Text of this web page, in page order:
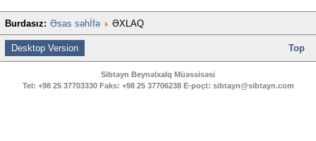
Burdasız: Əsas səhİfə ƏXLAQ
Desktop Version Top
Sibtəyn Beynəlxalq Müəssisəsi
Tel: +98 25 37703330 Faks: +98 25 37706238 E-poçt: sibtayn@sibtayn.com